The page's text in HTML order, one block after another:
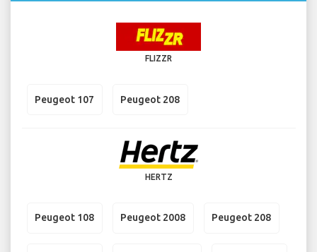
FLIZZR
Peugeot 107 Peugeot 208
HERTZ
Peugeot 108 Peugeot 2008 Peugeot 208